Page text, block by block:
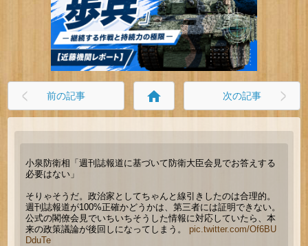
前の記事 home 次の記事
小泉防衛相「週刊誌報道に基づいて防衛大臣会見でお答えする
必要はない」
そりゃそうだ。政治家としてちゃんと線引きしたのは合理的。
週刊誌報道が100%正確かどうかは、第三者には証明できない。
公式の閣僚会見でいちいちそうした情報に対応していたら、本
来の政策議論が後回しになってしまう。 pic.twitter.com/Of6BU
DduTe